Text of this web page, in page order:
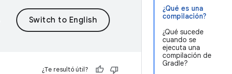
¿Qué es una
compilación?
¿Qué sucede
cuando se
ejecuta una
compilación de
Gradle?
¿Te resultó útil?